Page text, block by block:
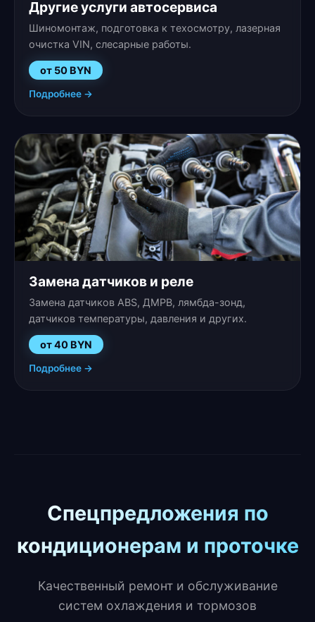
Другие услуги автосервиса
Шиномонтаж, подготовка к техосмотру, лазерная
очистка VIN, слесарные работы.
от 50 BYN
Подробнее →
Замена датчиков и реле
Замена датчиков ABS, ДМРВ, лямбда-зонд,
датчиков температуры, давления и других.
от 40 BYN
Подробнее →
Спецпредложения по
кондиционерам и проточке
Качественный ремонт и обслуживание
систем охлаждения и тормозов